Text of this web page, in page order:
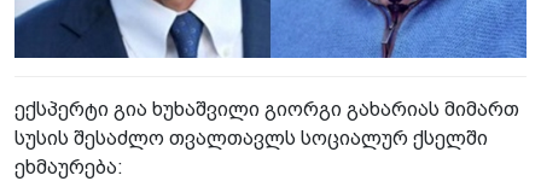
ექსპერტი გია ხუხაშვილი გიორგი გახარიას მიმართ
სუსის შესაძლო თვალთავლს სოციალურ ქსელში
ეხმაურება: